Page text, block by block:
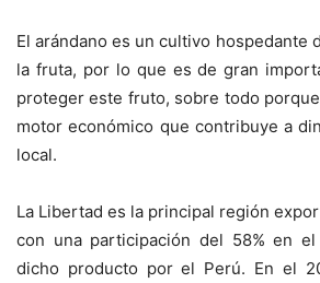
El arándano es un cultivo hospedante
la fruta, por lo que es de gran
proteger este fruto, sobre todo
motor económico que contribuye a
local.
La Libertad es la principal región
con una participación del 58% en
dicho producto por el Perú. En el